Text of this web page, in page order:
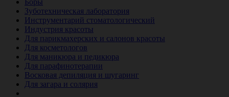
Боры
Зуботехническая лаборатория
Инструментарий стоматологический
Индустрия красоты
Для парикмахерских и салонов красоты
Для косметологов
Для маникюра и педикюра
Для парафинотерапии
Восковая депиляция и шугаринг
Для загара и солярия